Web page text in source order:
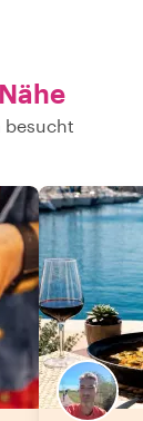
besucht